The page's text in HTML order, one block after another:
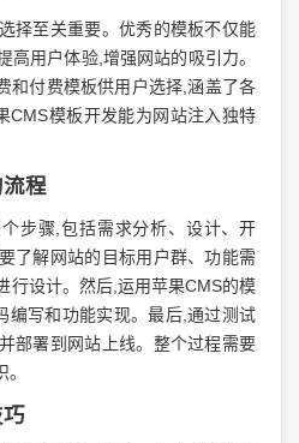
择至关重要。优秀的模板不仅能
高用户体验,增强网站的吸引力。
和付费模板供用户选择,涵盖了各
CMS模板开发能为网站注入独特
程
步骤,包括需求分析、设计、开
了解网站的目标用户群、功能需
行设计。然后,运用苹果CMS的模
编写和功能实现。最后,通过测试
部署到网站上线。整个过程需要